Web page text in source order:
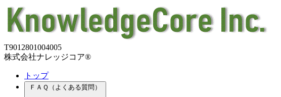
T9012801004005
株式会社ナレッジコア®
トップ
ＦＡＱ（よくある質問）